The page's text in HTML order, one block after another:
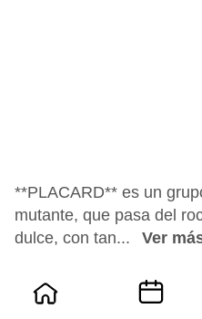
**PLACARD** es un
mutante, que pasa del
dulce, con tan...
Ver